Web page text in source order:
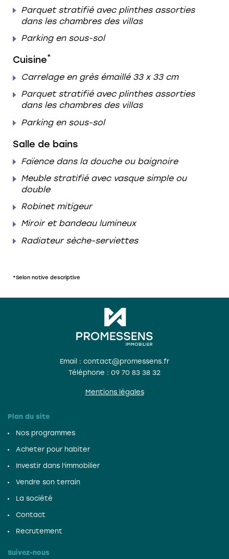
Parquet stratifié avec plinthes assorties
dans les chambres des villas
Parking en sous-sol
Cuisine*
Carrelage en grès émaillé 33 x 33 cm
Parquet stratifié avec plinthes assorties
dans les chambres des villas
Parking en sous-sol
Salle de bains
Faïence dans la douche ou baignoire
Meuble stratifié avec vasque simple ou
double
Robinet mitigeur
Miroir et bandeau lumineux
Radiateur sèche-serviettes
*Selon notive descriptive
Email : contact@promessens.fr
Téléphone : 09 70 83 38 32
Mentions légales
Plan du site
Nos programmes
Acheter pour habiter
Investir dans l'immobilier
Vendre son terrain
La société
Contact
Recrutement
Suivez-nous